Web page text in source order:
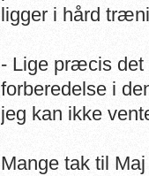
ligger i hård
- Lige præcis det
forberedelse i
jeg kan ikke
Mange tak til